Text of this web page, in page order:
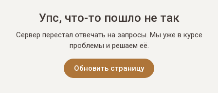
Упс, что-то пошло не так
Сервер перестал отвечать на запросы. Мы уже в курсе
проблемы и решаем её.
Обновить страницу